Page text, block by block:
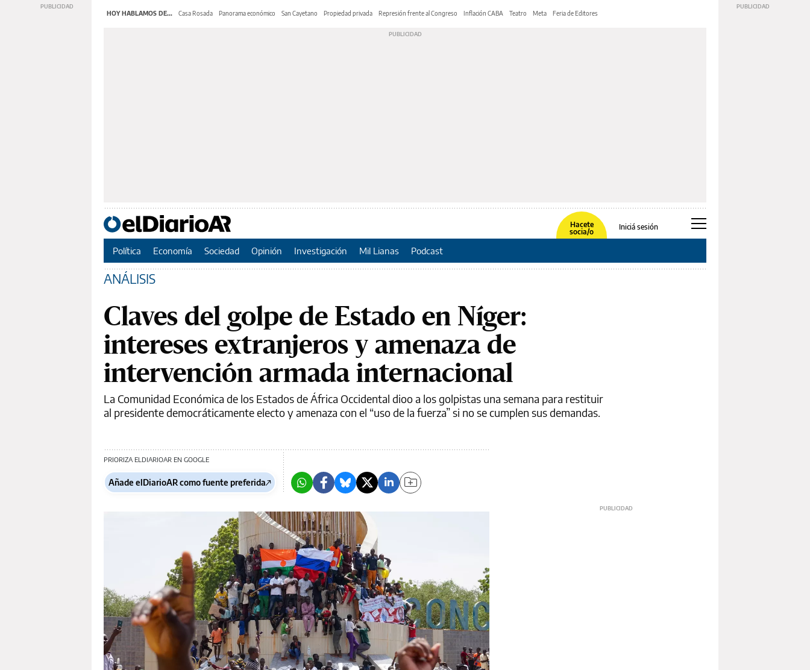
HOY HABLAMOS DE... Casa Rosada Panorama económico San Cayetano Propiedad privada Represión frente al Congreso Inflación CABA Teatro Meta Feria de Editores
Hacete
socia/o
Iniciá sesión
Política Economía Sociedad Opinión Investigación Mil Lianas Podcast
ANÁLISIS
Claves del golpe de Estado en Níger:
intereses extranjeros y amenaza de
intervención armada internacional
La Comunidad Económica de los Estados de África Occidental dioo a los golpistas una semana para restituir
al presidente democráticamente electo y amenaza con el “uso de la fuerza” si no se cumplen sus demandas.
PRIORIZA ELDIARIOAR EN GOOGLE
Añade elDiarioAR como fuente preferida